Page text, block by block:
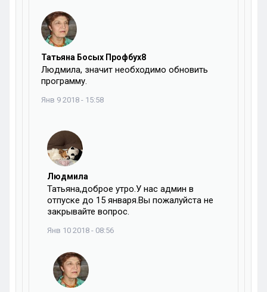
Татьяна Босых Профбух8
Людмила, значит необходимо обновить
программу.
Янв 9 2018 - 15:58
Людмила
Татьяна,доброе утро.У нас админ в
отпуске до 15 января.Вы пожалуйста не
закрывайте вопрос.
Янв 10 2018 - 08:56